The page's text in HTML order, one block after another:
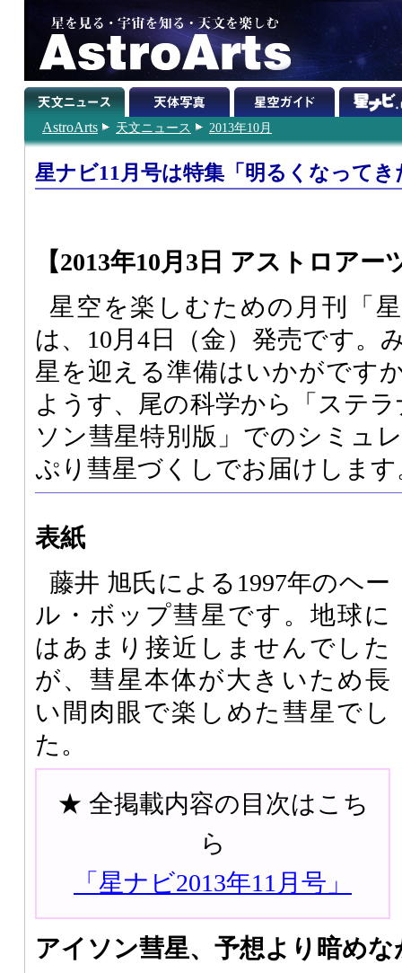
AstroArts 天文ニュース 2013年10月
星ナビ11月号は特集「明るくなって
【2013年10月3日 アストロアー
星空を楽しむための月刊「
は、10月4日（金）発売です。
星を迎える準備はいかがです
ようす、尾の科学から「ステラ
ソン彗星特別版」でのシミュ
ぷり彗星づくしでお届けします
表紙
藤井 旭氏による1997年のヘー
ル・ボップ彗星です。地球に
はあまり接近しませんでした
が、彗星本体が大きいため長
い間肉眼で楽しめた彗星でし
た。
★ 全掲載内容の目次はこち
ら
「星ナビ2013年11月号」
アイソン彗星、予想より暗め